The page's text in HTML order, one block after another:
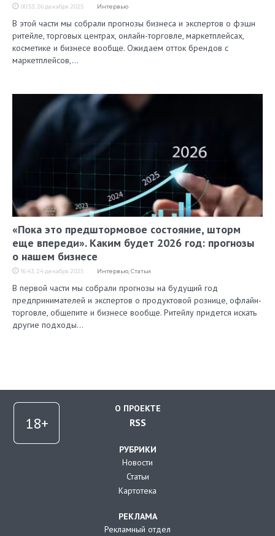
00:53, 26 декабря 2025 Интервью
В этой части мы собрали прогнозы бизнеса и экспертов о фэшн
ритейле, торговых центрах, онлайн-торговле, маркетплейсах,
косметике и бизнесе вообще. Ожидаем отток брендов с
маркетплейсов,…
«Пока это предштормовое состояние, шторм
еще впереди». Каким будет 2026 год: прогнозы
о нашем бизнесе
16:43, 24 декабря 2025 Интервью,Статьи
В первой части мы собрали прогнозы на будущий год
предпринимателей и экспертов о продуктовой рознице, офлайн-
торговле, общепите и бизнесе вообще. Ритейлу придется искать
другие подходы…
О ПРОЕКТЕ
RSS
РУБРИКИ
Новости
Статьи
Картотека
РЕКЛАМА
Рекламный отдел